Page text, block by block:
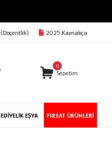
(Doçentlik) 2025 Kaynakça
0
Sepetim
EŞYA FIRSAT ÜRÜNLERİ